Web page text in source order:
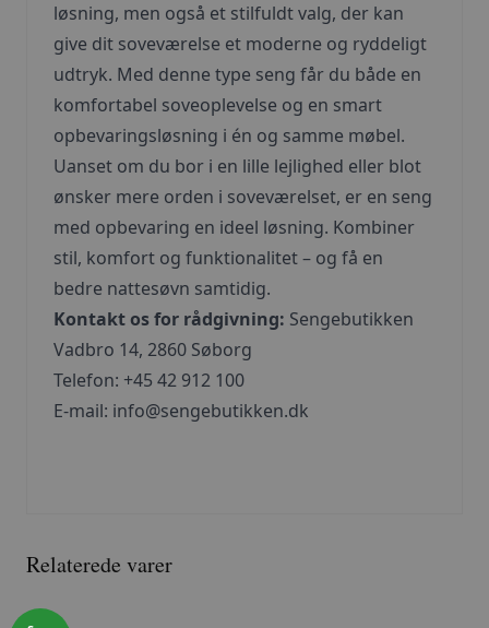
løsning, men også et stilfuldt valg, der kan
give dit soveværelse et moderne og ryddeligt
udtryk. Med denne type seng får du både en
komfortabel soveoplevelse og en smart
opbevaringsløsning i én og samme møbel.
Uanset om du bor i en lille lejlighed eller blot
ønsker mere orden i soveværelset, er en seng
med opbevaring en ideel løsning. Kombiner
stil, komfort og funktionalitet – og få en
bedre nattesøvn samtidig.
Kontakt os for rådgivning: Sengebutikken
Vadbro 14, 2860 Søborg
Telefon: +45 42 912 100
E-mail: info@sengebutikken.dk
Relaterede varer